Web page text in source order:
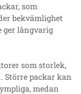
som
bekvämlighet
ger långvarig
som storlek,
packar kan
medan